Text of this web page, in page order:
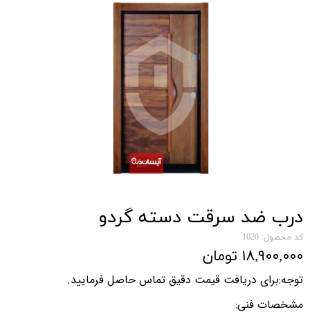
درب ضد سرقت دسته گردو
کد محصول: 1020
۱۸,۹۰۰,۰۰۰ تومان
توجه:برای دریافت قیمت دقیق تماس حاصل فرمایید.
مشخصات فنی: